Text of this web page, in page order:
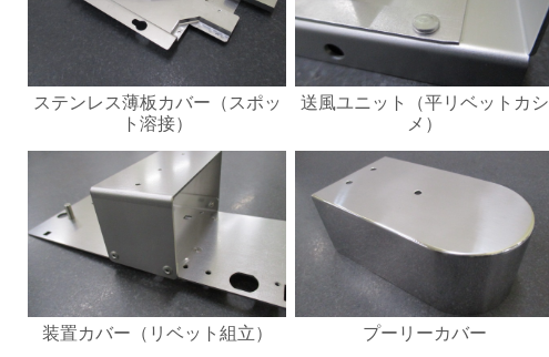
ステンレス薄板カバー（スポッ
ト溶接）
送風ユニット（平リベットカシ
メ）
装置カバー（リベット組立） プーリーカバー